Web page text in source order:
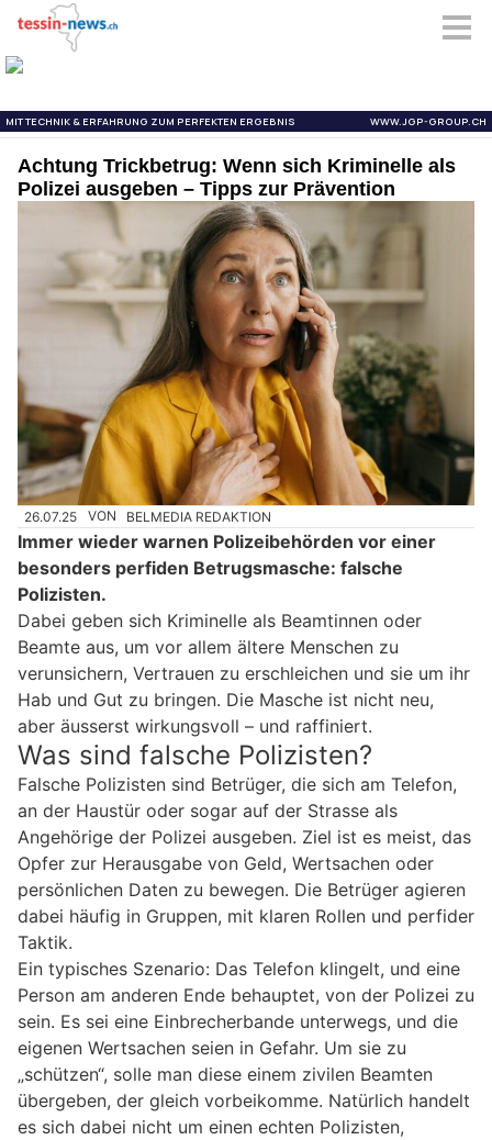
Achtung Trickbetrug: Wenn sich Kriminelle als
Polizei ausgeben – Tipps zur Prävention
26.07.25 VON BELMEDIA REDAKTION
Immer wieder warnen Polizeibehörden vor einer
besonders perfiden Betrugsmasche: falsche
Polizisten.
Dabei geben sich Kriminelle als Beamtinnen oder
Beamte aus, um vor allem ältere Menschen zu
verunsichern, Vertrauen zu erschleichen und sie um ihr
Hab und Gut zu bringen. Die Masche ist nicht neu,
aber äusserst wirkungsvoll – und raffiniert.
Was sind falsche Polizisten?
Falsche Polizisten sind Betrüger, die sich am Telefon,
an der Haustür oder sogar auf der Strasse als
Angehörige der Polizei ausgeben. Ziel ist es meist, das
Opfer zur Herausgabe von Geld, Wertsachen oder
persönlichen Daten zu bewegen. Die Betrüger agieren
dabei häufig in Gruppen, mit klaren Rollen und perfider
Taktik.
Ein typisches Szenario: Das Telefon klingelt, und eine
Person am anderen Ende behauptet, von der Polizei zu
sein. Es sei eine Einbrecherbande unterwegs, und die
eigenen Wertsachen seien in Gefahr. Um sie zu
„schützen“, solle man diese einem zivilen Beamten
übergeben, der gleich vorbeikomme. Natürlich handelt
es sich dabei nicht um einen echten Polizisten,